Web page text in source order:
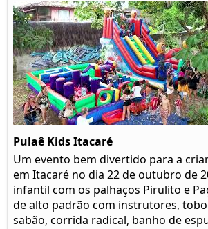
Pulaê Kids Itacaré
Um evento bem divertido para a
em Itacaré no dia 22 de outubro de
infantil com os palhaços Pirulito e
de alto padrão com instrutores,
sabão, corrida radical, banho de